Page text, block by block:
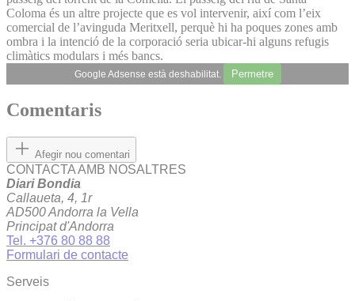
Coloma és un altre projecte que es vol intervenir, així com l’eix
comercial de l’avinguda Meritxell, perquè hi ha poques zones amb
ombra i la intenció de la corporació seria ubicar-hi alguns refugis
climàtics modulars i més bancs.
Google Adsense està deshabilitat. Permetre
Comentaris
Afegir nou comentari
CONTACTA AMB NOSALTRES
Diari Bondia
Callaueta, 4, 1r
AD500 Andorra la Vella
Principat d'Andorra
Tel. +376 80 88 88
Formulari de contacte
Serveis